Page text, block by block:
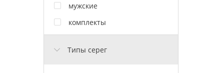
мужские
комплекты
Типы серег